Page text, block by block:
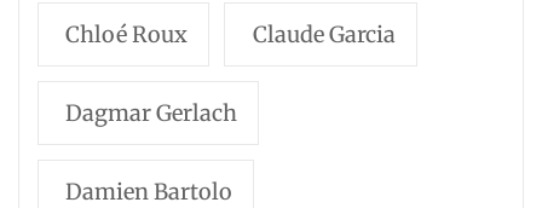
Chloé Roux Claude Garcia
Dagmar Gerlach
Damien Bartolo